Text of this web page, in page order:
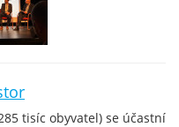
tisíc obyvatel) se účastní